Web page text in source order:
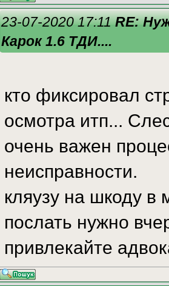
23-07-2020 17:11RE:
Карок 1.6 ТДИ....
кто фиксировал
осмотра итп...
очень важен
неисправности.
кляузу на шкоду в
послать нужно
привлекайте